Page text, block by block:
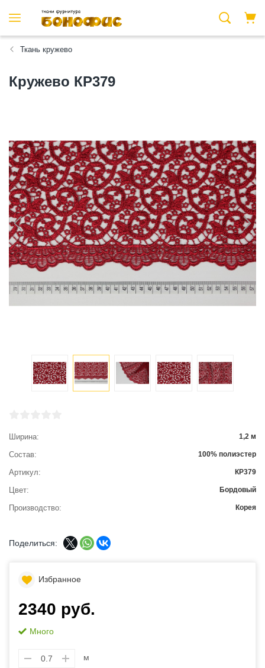
Ткань кружево
Кружево КР379
Ширина 1,2 м
Состав 100% полиэстер
Артикул КР379
Цвет Бордовый
Производство Корея
Поделиться:
Избранное
2340 руб.
Много
м